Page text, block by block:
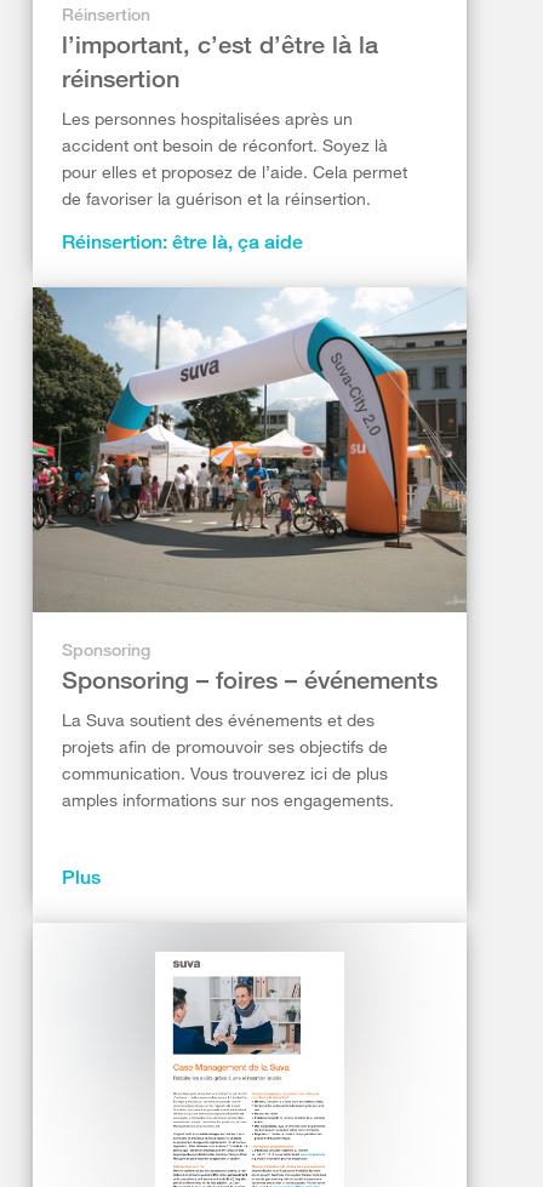
Réinsertion
l’important, c’est d’être là la
réinsertion
Les personnes hospitalisées après un
accident ont besoin de réconfort. Soyez là
pour elles et proposez de l’aide. Cela permet
de favoriser la guérison et la réinsertion.
Réinsertion: être là, ça aide
Sponsoring
Sponsoring – foires – événements
La Suva soutient des événements et des
projets afin de promouvoir ses objectifs de
communication. Vous trouverez ici de plus
amples informations sur nos engagements.
Plus